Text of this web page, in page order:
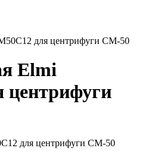
для центрифуги СМ-50
Elmi
центрифуги